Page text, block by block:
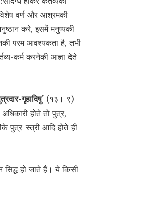
वर्ण और आश्रमकी
करे, इसमें मनुष्यकी
परम आवश्यकता है, तभी
कर्म करनेकी आज्ञा देते
गृहादिषु’ (१३। ९)
होते तो पुत्र,
पुत्र-स्त्री आदि होते ही
सिद्ध हो जाते हैं। ये किसी